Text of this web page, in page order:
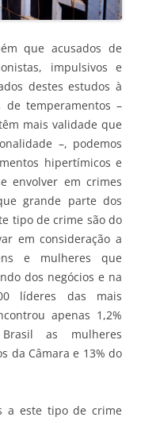
que acusados de
impulsivos e
destes estudos à
temperamentos –
mais validade que
–, podemos
hipertímicos e
envolver em crimes
grande parte dos
tipo de crime são do
em consideração a
e mulheres que
dos negócios e na
líderes das mais
apenas 1,2%
as mulheres
da Câmara e 13% do
a este tipo de crime